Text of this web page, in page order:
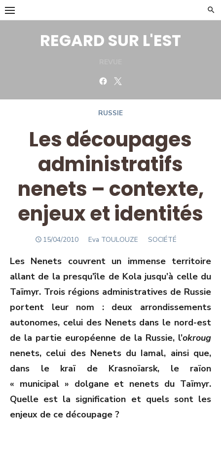
Skip
to
REGARD SUR L'EST
Facebook
RUSSIE
Les découpages
administratifs
nenets – contexte,
enjeux et identités
POSTED
15/04/2010 Author
Eva TOULOUZE SOCIÉTÉ
Les Nenets couvrent un immense territoire
allant de la presqu’île de Kola jusqu’à celle du
Taïmyr. Trois régions administratives de Russie
portent leur nom : deux arrondissements
autonomes, celui des Nenets dans le nord-est
de la partie européenne de la Russie, l’okroug
nenets, celui des Nenets du Iamal, ainsi que,
dans le kraï de Krasnoïarsk, le raïon
« municipal » dolgane et nenets du Taïmyr.
Quelle est la signification et quels sont les
enjeux de ce découpage ?